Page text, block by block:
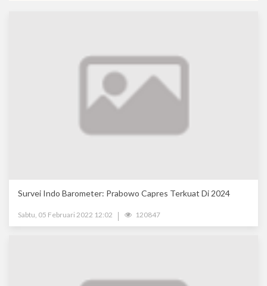
Survei Indo Barometer: Prabowo Capres Terkuat Di 2024
Sabtu, 05 Februari 2022 12:02 120847